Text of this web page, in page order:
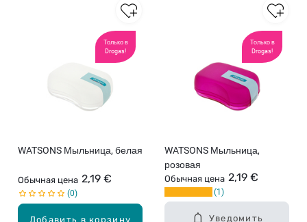
Только в
Drogas!
Добавить в корзину
WATSONS Мыльница, белая
Обычная цена 2,19 €
0
Только в
Drogas!
Уведомить
WATSONS Мыльница,
розовая
Обычная цена 2,19 €
1